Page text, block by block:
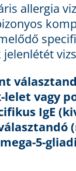
allergia
lelet vagy
IgE
5-